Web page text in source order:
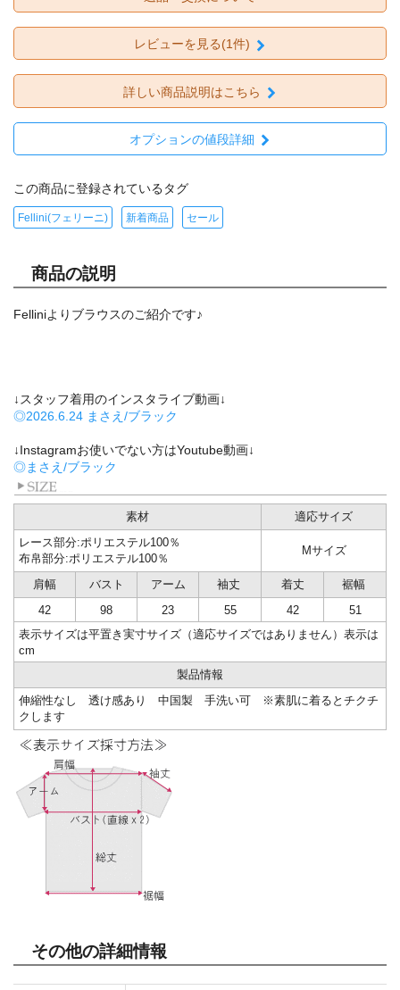
レビューを見る(1件)
詳しい商品説明はこちら
オプションの値段詳細
この商品に登録されているタグ
Fellini(フェリーニ) 新着商品 セール
商品の説明
Felliniよりブラウスのご紹介です♪
↓スタッフ着用のインスタライブ動画↓
◎2026.6.24 まさえ/ブラック
↓Instagramお使いでない方はYoutube動画↓
◎まさえ/ブラック
素材
適応サイズ
レース部分:ポリエステル100％
布帛部分:ポリエステル100％
Mサイズ
肩幅 バスト アーム 袖丈 着丈
裾幅
42
98 23 55 42
51
表示サイズは平置き実寸サイズ（適応サイズではありません）表示は
cm
製品情報
伸縮性なし 透け感あり 中国製 手洗い可 ※素肌に着るとチクチ
クします
その他の詳細情報